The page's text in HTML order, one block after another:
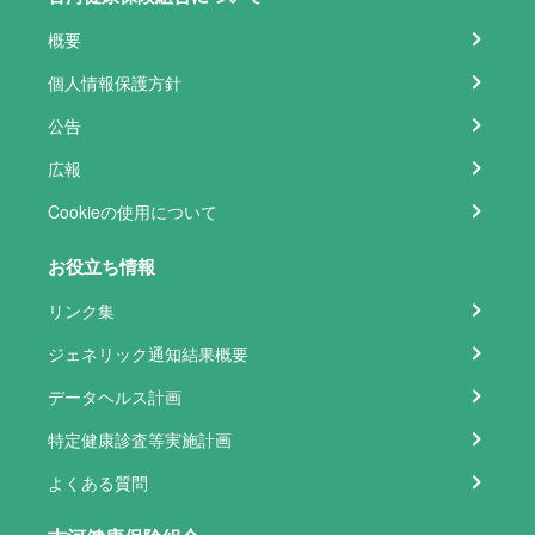
概要
個人情報保護方針
公告
広報
Cookieの使用について
お役立ち情報
リンク集
ジェネリック通知結果概要
データヘルス計画
特定健康診査等実施計画
よくある質問